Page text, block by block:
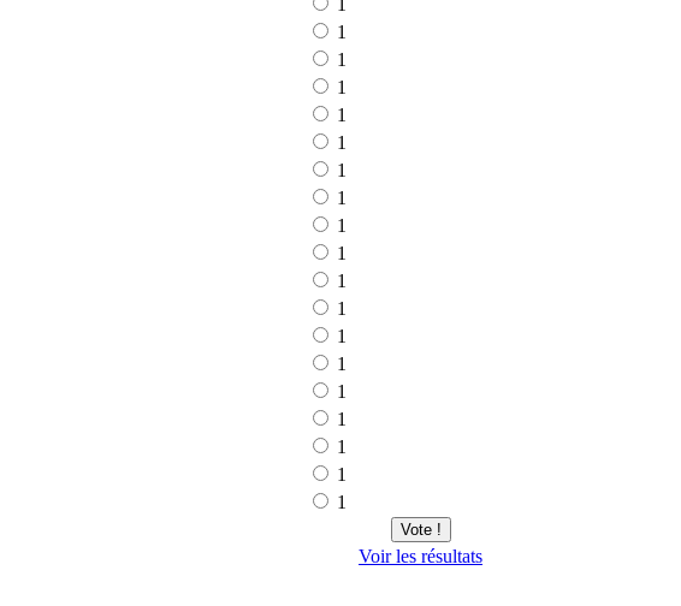
1
1
1
1
1
1
1
1
1
1
1
1
1
1
1
1
1
1
1
Vote !
Voir les résultats